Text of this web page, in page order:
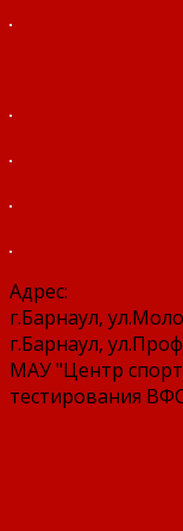
Адрес:
г.Барнаул,
г.Барнаул,
МАУ "Центр
тестирования